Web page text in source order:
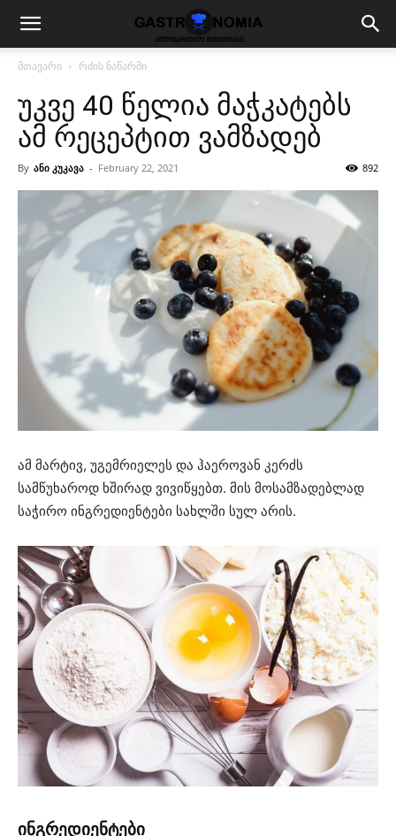
მთავარი რძის ნაწარმი
უკვე 40 წელია მაჭკატებს
ამ რეცეპტით ვამზადებ
By ანი კუკავა - February 22, 2021 892
ამ მარტივ, უგემრიელეს და ჰაეროვან კერძს
სამწუხაროდ ხშირად ვივიწყებთ. მის მოსამზადებლად
საჭირო ინგრედიენტები სახლში სულ არის.
ინგრედიენტები